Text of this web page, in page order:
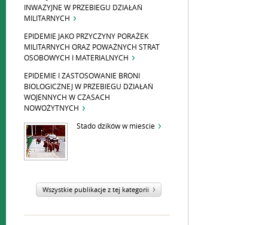
INWAZYJNE W PRZEBIEGU DZIAŁAŃ
MILITARNYCH
EPIDEMIE JAKO PRZYCZYNY PORAŻEK
MILITARNYCH ORAZ POWAŻNYCH STRAT
OSOBOWYCH I MATERIALNYCH
EPIDEMIE I ZASTOSOWANIE BRONI
BIOLOGICZNEJ W PRZEBIEGU DZIAŁAŃ
WOJENNYCH W CZASACH
NOWOŻYTNYCH
Stado dzików w mieście
Wszystkie publikacje z tej kategorii